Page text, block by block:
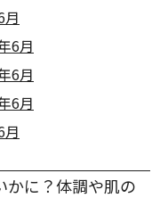
月
6月
6月
6月
月
かに？体調や肌の